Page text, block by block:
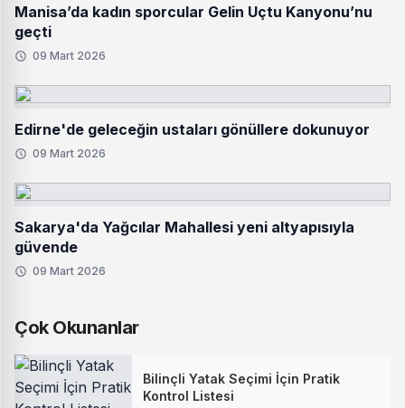
Manisa’da kadın sporcular Gelin Uçtu Kanyonu’nu
geçti
09 Mart 2026
Edirne'de geleceğin ustaları gönüllere dokunuyor
09 Mart 2026
Sakarya'da Yağcılar Mahallesi yeni altyapısıyla
güvende
09 Mart 2026
Çok Okunanlar
Bilinçli Yatak Seçimi İçin Pratik
Kontrol Listesi